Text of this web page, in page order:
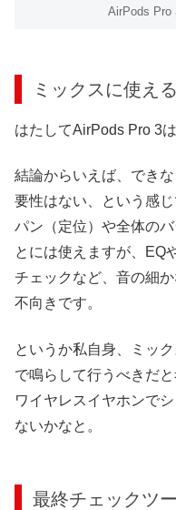
AirPods Pro
ミックスに使え
はたしてAirPods Pro 3
結論からいえば、でき
要性はない、という感じ
パン（定位）や全体の
とには使えますが、EQ
チェックなど、音の細
不向きです。
というか私自身、ミッ
で鳴らして行うべきだ
ワイヤレスイヤホンで
ないかなと。
最終チェックツ